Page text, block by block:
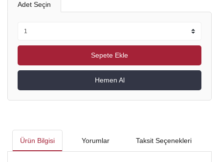
Adet Seçin
Sepete Ekle
Hemen Al
Ürün Bilgisi Yorumlar Taksit Seçenekleri